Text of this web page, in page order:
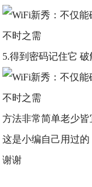
5.得到密码记住它
方法非常简单老少皆
这是小编自己用过
谢谢